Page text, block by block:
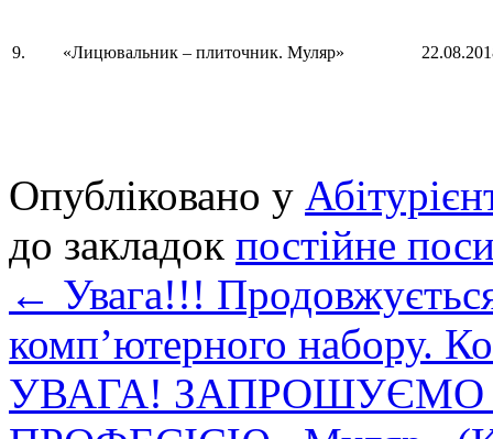
9. «Лицювальник – плиточник. Муляр»
Опубліковано у
до закладок постійне
← Увага!!!
комп’ютерного набору.
УВАГА! ЗАПРОШУЄМО